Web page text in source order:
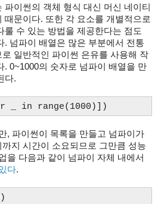
파이썬의 객체 형식 대신 머신 네이티
때문이다. 또한 각 요소를 개별적으로
룰 수 있는 방법을 제공한다는 점도
. 넘파이 배열은 많은 부분에서 전통
일반적인 파이썬 은유를 사용해 작
. 0~1000의 숫자로 넘파이 배열을 만
다.
_ in range(1000)])
, 파이썬이 목록을 만들고 넘파이가
지 시간이 소요되므로 그만큼 성능
을 다음과 같이 넘파이 자체 내에서
다.